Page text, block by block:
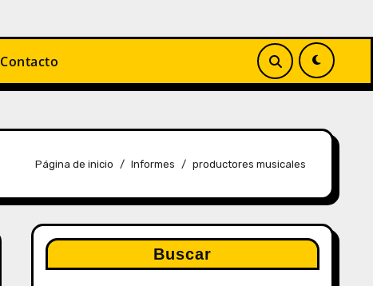
Contacto
Página de inicio Informes productores musicales
Buscar